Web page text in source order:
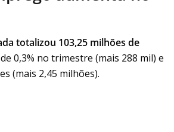
totalizou 103,25 milhões de
0,3% no trimestre (mais 288 mil) e
(mais 2,45 milhões).